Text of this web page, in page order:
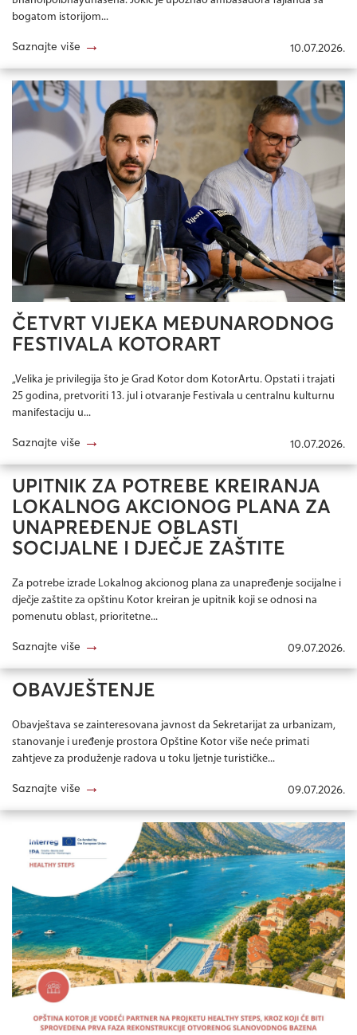
bogatom istorijom...
Saznajte više → 10.07.2026.
ČETVRT VIJEKA MEĐUNARODNOG
FESTIVALA KOTORART
„Velika je privilegija što je Grad Kotor dom KotorArtu. Opstati i trajati
25 godina, pretvoriti 13. jul i otvaranje Festivala u centralnu kulturnu
manifestaciju u...
Saznajte više → 10.07.2026.
UPITNIK ZA POTREBE KREIRANJA
LOKALNOG AKCIONOG PLANA ZA
UNAPREĐENJE OBLASTI
SOCIJALNE I DJEČJE ZAŠTITE
Za potrebe izrade Lokalnog akcionog plana za unapređenje socijalne i
dječje zaštite za opštinu Kotor kreiran je upitnik koji se odnosi na
pomenutu oblast, prioritetne...
Saznajte više → 09.07.2026.
OBAVJEŠTENJE
Obavještava se zainteresovana javnost da Sekretarijat za urbanizam,
stanovanje i uređenje prostora Opštine Kotor više neće primati
zahtjeve za produženje radova u toku ljetnje turističke...
Saznajte više → 09.07.2026.